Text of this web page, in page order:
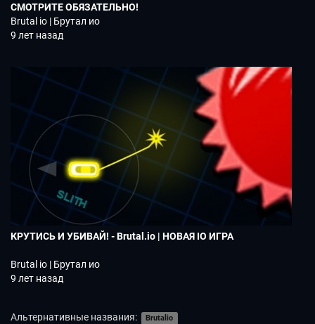
СМОТРИТЕ ОБЯЗАТЕЛЬНО!
Brutal io | Брутал ио
9 лет назад
КРУТИСЬ И УБИВАЙ! - Brutal.io | НОВАЯ IO ИГРА
Brutal io | Брутал ио
9 лет назад
Альтернативные названия: Brutalio